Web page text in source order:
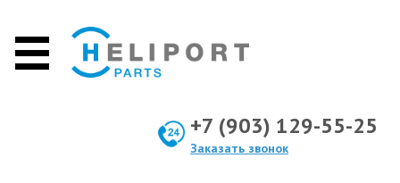
+7 (903) 129-55-25
Заказать звонок